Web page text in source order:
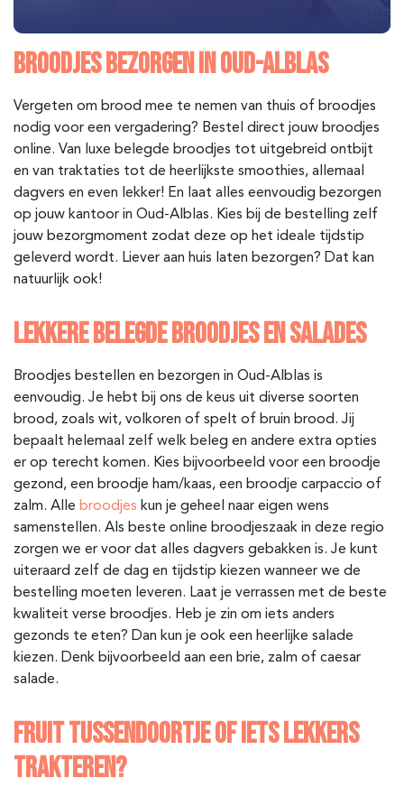
BROODJES BEZORGEN IN OUD-ALBLAS
Vergeten om brood mee te nemen van thuis of broodjes
nodig voor een vergadering? Bestel direct jouw broodjes
online. Van luxe belegde broodjes tot uitgebreid ontbijt
en van traktaties tot de heerlijkste smoothies, allemaal
dagvers en even lekker! En laat alles eenvoudig bezorgen
op jouw kantoor in Oud-Alblas. Kies bij de bestelling zelf
jouw bezorgmoment zodat deze op het ideale tijdstip
geleverd wordt. Liever aan huis laten bezorgen? Dat kan
natuurlijk ook!
LEKKERE BELEGDE BROODJES EN SALADES
Broodjes bestellen en bezorgen in Oud-Alblas is
eenvoudig. Je hebt bij ons de keus uit diverse soorten
brood, zoals wit, volkoren of spelt of bruin brood. Jij
bepaalt helemaal zelf welk beleg en andere extra opties
er op terecht komen. Kies bijvoorbeeld voor een broodje
gezond, een broodje ham/kaas, een broodje carpaccio of
zalm. Alle broodjes kun je geheel naar eigen wens
samenstellen. Als beste online broodjeszaak in deze regio
zorgen we er voor dat alles dagvers gebakken is. Je kunt
uiteraard zelf de dag en tijdstip kiezen wanneer we de
bestelling moeten leveren. Laat je verrassen met de beste
kwaliteit verse broodjes. Heb je zin om iets anders
gezonds te eten? Dan kun je ook een heerlijke salade
kiezen. Denk bijvoorbeeld aan een brie, zalm of caesar
salade.
FRUIT TUSSENDOORTJE OF IETS LEKKERS
TRAKTEREN?